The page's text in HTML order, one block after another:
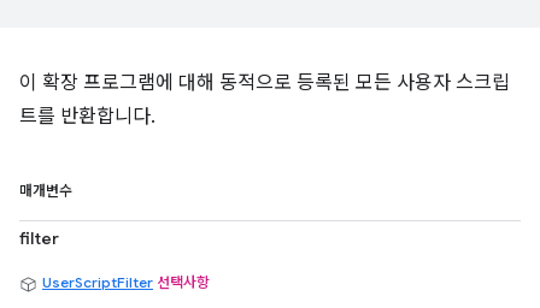
이 확장 프로그램에 대해 동적으로 등록된 모든 사용자 스크립
트를 반환합니다.
매개변수
filter
UserScriptFilter 선택사항